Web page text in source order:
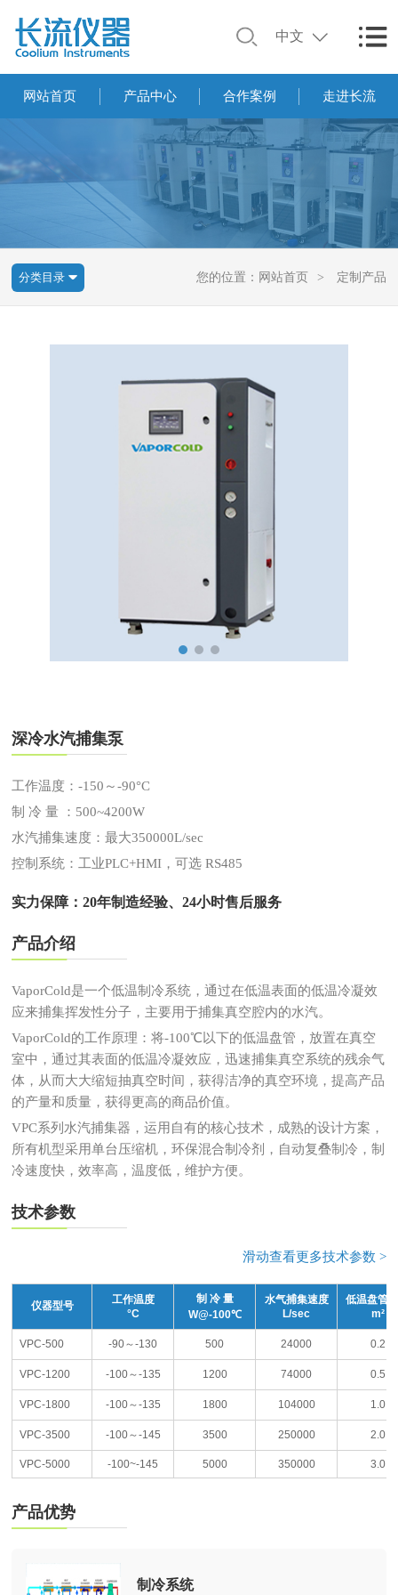
中文
网站首页 产品中心 合作案例 走进长流
分类目录 您的位置： 网站首页 > 定制产品
深冷水汽捕集泵
工作温度：-150～-90°C
制 冷 量 ：500~4200W
水汽捕集速度：最大350000L/sec
控制系统：工业PLC+HMI，可选 RS485
实力保障：20年制造经验、24小时售后服务
产品介绍
VaporCold是一个低温制冷系统，通过在低温表面的低温冷凝效
应来捕集挥发性分子，主要用于捕集真空腔内的水汽。
VaporCold的工作原理：将-100℃以下的低温盘管，放置在真空
室中，通过其表面的低温冷凝效应，迅速捕集真空系统的残余气
体，从而大大缩短抽真空时间，获得洁净的真空环境，提高产品
的产量和质量，获得更高的商品价值。
VPC系列水汽捕集器，运用自有的核心技术，成熟的设计方案，
所有机型采用单台压缩机，环保混合制冷剂，自动复叠制冷，制
冷速度快，效率高，温度低，维护方便。
技术参数
滑动查看更多技术参数 >
仪器型号
工作温度
°C
制 冷 量
W@-100℃
水气捕集速度
L/sec
低温盘管
m²
VPC-500 -90～-130 500 24000 0.2
VPC-1200 -100～-135 1200 74000 0.5
VPC-1800 -100～-135 1800 104000 1.0
VPC-3500 -100～-145 3500 250000 2.0
VPC-5000 -100~-145 5000 350000 3.0
产品优势
制冷系统